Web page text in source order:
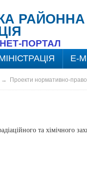
ПОРТАЛ
Е-
→ Проекти нормативно-
та хімічного